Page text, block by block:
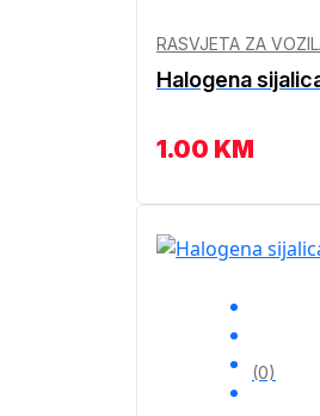
RASVJETA ZA
Halogena
1.00 KM
(0)